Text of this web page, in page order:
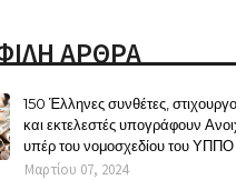
ΑΡΘΡΑ
150 Έλληνες συνθέτες,
και εκτελεστές υπογράφουν
υπέρ του νομοσχεδίου του ΥΠΠΟ
Μαρτίου 07, 2024